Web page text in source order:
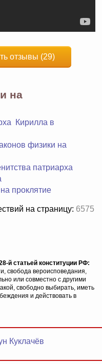
отзывы (29)
на
Кирилла в
физики на
патриарха
проклятие
на страницу: 6575
й статьей конституции РФ:
свобода вероисповедания,
или совместно с другими
свободно выбирать, иметь
и действовать в
Куклачёв